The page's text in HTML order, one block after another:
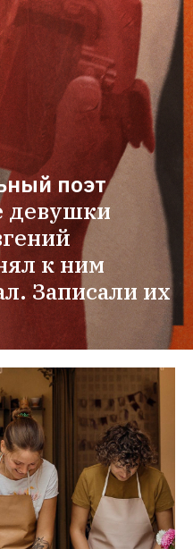
поэт
девушки
к ним
Записали их